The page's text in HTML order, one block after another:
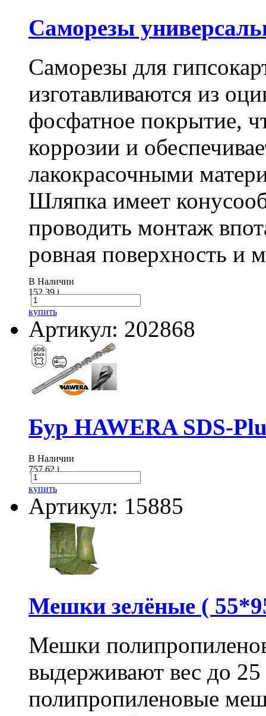
Саморезы
Саморезы для
изготавливаются из
фосфатное покрытие,
коррозии и
лакокрасочными
Шляпка имеет
проводить монтаж
ровная поверхность и
В Наличии
152.39i
купить
Артикул: 202868
Бур HAWERA SDS-
В Наличии
757.62i
купить
Артикул: 15885
Мешки зелёные (
Мешки
выдерживают вес до
полипропиленовые